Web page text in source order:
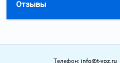
Отзывы
Телефон: info@t-voz.ru